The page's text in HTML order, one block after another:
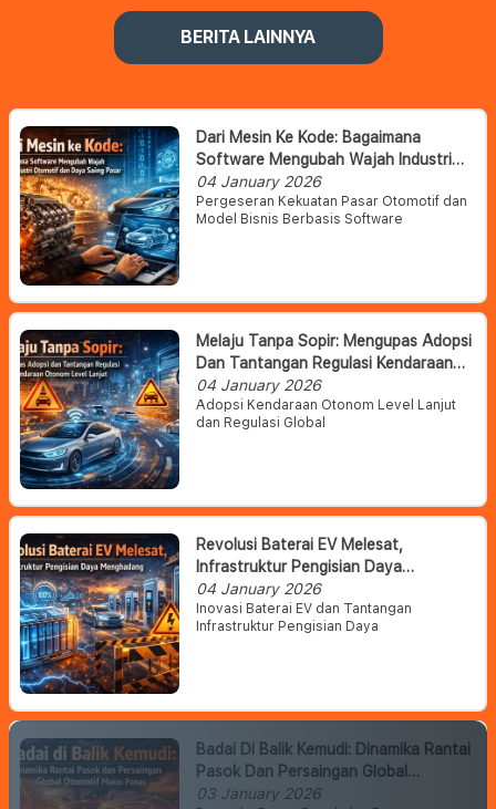
BERITA LAINNYA
Dari Mesin Ke Kode: Bagaimana
Software Mengubah Wajah Industri
Otomotif Dan Daya Saing Pasar
04 January 2026
Pergeseran Kekuatan Pasar Otomotif dan
Model Bisnis Berbasis Software
Melaju Tanpa Sopir: Mengupas Adopsi
Dan Tantangan Regulasi Kendaraan
Otonom Level Lanjut
04 January 2026
Adopsi Kendaraan Otonom Level Lanjut
dan Regulasi Global
Revolusi Baterai EV Melesat,
Infrastruktur Pengisian Daya
Menghadang
04 January 2026
Inovasi Baterai EV dan Tantangan
Infrastruktur Pengisian Daya
Badai Di Balik Kemudi: Dinamika Rantai
Pasok Dan Persaingan Global
Otomotif Makin Panas
03 January 2026